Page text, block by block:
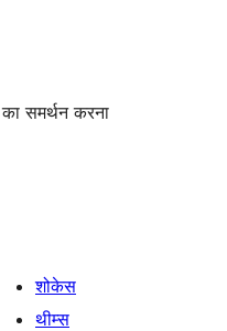
समर्थन करना
शोकेस
थीम्स